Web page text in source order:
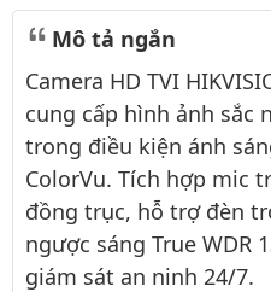
Mô tả ngắn
Camera HD TVI
cung cấp hình ảnh sắc
trong điều kiện ánh
ColorVu. Tích hợp mic
đồng trục, hỗ trợ đèn
ngược sáng True WDR
giám sát an ninh 24/7.